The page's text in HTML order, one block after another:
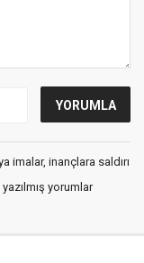
imalar, inançlara saldırı
yorumlar